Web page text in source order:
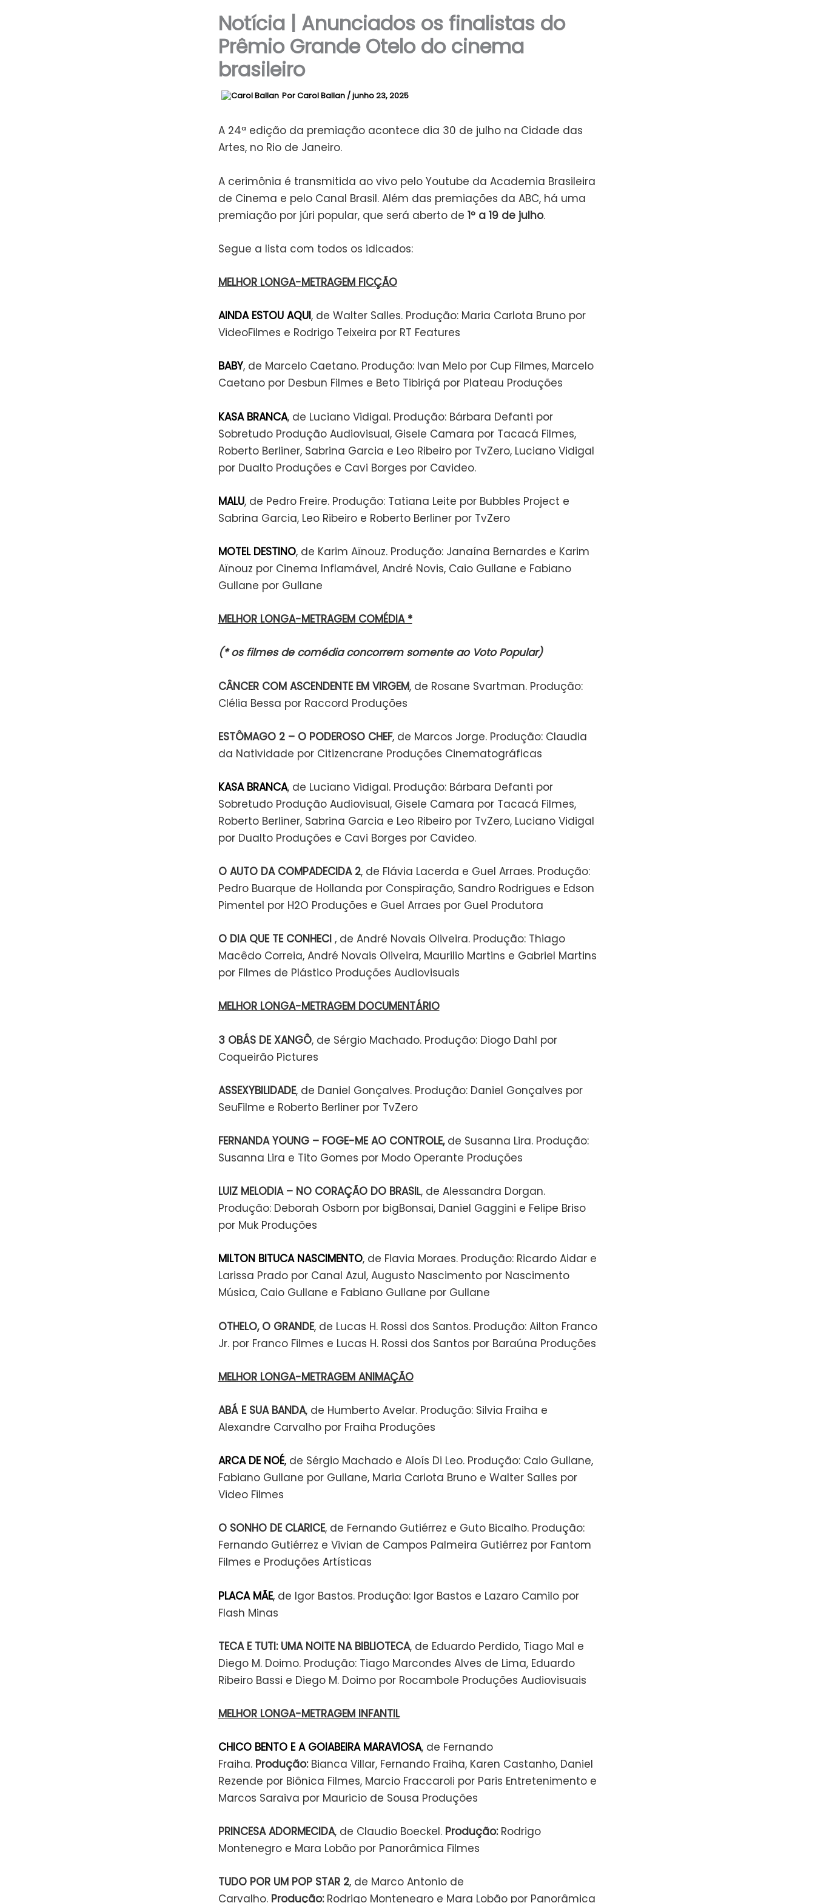
Notícia | Anunciados os finalistas do
Prêmio Grande Otelo do cinema
brasileiro
PorCarol Ballan /junho 23, 2025
A 24ª edição da premiação acontece dia 30 de julho na Cidade das
Artes, no Rio de Janeiro.
A cerimônia é transmitida ao vivo pelo Youtube da Academia Brasileira
de Cinema e pelo Canal Brasil. Além das premiações da ABC, há uma
premiação por júri popular, que será aberto de 1º a 19 de julho.
Segue a lista com todos os idicados:
MELHOR LONGA-METRAGEM FICÇÃO
AINDA ESTOU AQUI, de Walter Salles. Produção: Maria Carlota Bruno por
VideoFilmes e Rodrigo Teixeira por RT Features
BABY, de Marcelo Caetano. Produção: Ivan Melo por Cup Filmes, Marcelo
Caetano por Desbun Filmes e Beto Tibiriçá por Plateau Produções
KASA BRANCA, de Luciano Vidigal. Produção: Bárbara Defanti por
Sobretudo Produção Audiovisual, Gisele Camara por Tacacá Filmes,
Roberto Berliner, Sabrina Garcia e Leo Ribeiro por TvZero, Luciano Vidigal
por Dualto Produções e Cavi Borges por Cavideo.
MALU, de Pedro Freire. Produção: Tatiana Leite por Bubbles Project e
Sabrina Garcia, Leo Ribeiro e Roberto Berliner por TvZero
MOTEL DESTINO, de Karim Aïnouz. Produção: Janaína Bernardes e Karim
Aïnouz por Cinema Inflamável, André Novis, Caio Gullane e Fabiano
Gullane por Gullane
MELHOR LONGA-METRAGEM COMÉDIA *
(* os filmes de comédia concorrem somente ao Voto Popular)
CÂNCER COM ASCENDENTE EM VIRGEM, de Rosane Svartman. Produção:
Clélia Bessa por Raccord Produções
ESTÔMAGO 2 – O PODEROSO CHEF, de Marcos Jorge. Produção: Claudia
da Natividade por Citizencrane Produções Cinematográficas
KASA BRANCA, de Luciano Vidigal. Produção: Bárbara Defanti por
Sobretudo Produção Audiovisual, Gisele Camara por Tacacá Filmes,
Roberto Berliner, Sabrina Garcia e Leo Ribeiro por TvZero, Luciano Vidigal
por Dualto Produções e Cavi Borges por Cavideo.
O AUTO DA COMPADECIDA 2, de Flávia Lacerda e Guel Arraes. Produção:
Pedro Buarque de Hollanda por Conspiração, Sandro Rodrigues e Edson
Pimentel por H2O Produções e Guel Arraes por Guel Produtora
O DIA QUE TE CONHECI , de André Novais Oliveira. Produção: Thiago
Macêdo Correia, André Novais Oliveira, Maurilio Martins e Gabriel Martins
por Filmes de Plástico Produções Audiovisuais
MELHOR LONGA-METRAGEM DOCUMENTÁRIO
3 OBÁS DE XANGÔ, de Sérgio Machado. Produção: Diogo Dahl por
Coqueirão Pictures
ASSEXYBILIDADE, de Daniel Gonçalves. Produção: Daniel Gonçalves por
SeuFilme e Roberto Berliner por TvZero
FERNANDA YOUNG – FOGE-ME AO CONTROLE,de Susanna Lira. Produção:
Susanna Lira e Tito Gomes por Modo Operante Produções
LUIZ MELODIA – NO CORAÇÃO DO BRASIL, de Alessandra Dorgan.
Produção: Deborah Osborn por bigBonsai, Daniel Gaggini e Felipe Briso
por Muk Produções
MILTON BITUCA NASCIMENTO, de Flavia Moraes. Produção: Ricardo Aidar e
Larissa Prado por Canal Azul, Augusto Nascimento por Nascimento
Música, Caio Gullane e Fabiano Gullane por Gullane
OTHELO, O GRANDE, de Lucas H. Rossi dos Santos. Produção: Ailton Franco
Jr. por Franco Filmes e Lucas H. Rossi dos Santos por Baraúna Produções
MELHOR LONGA-METRAGEM ANIMAÇÃO
ABÁ E SUA BANDA, de Humberto Avelar. Produção: Silvia Fraiha e
Alexandre Carvalho por Fraiha Produções
ARCA DE NOÉ,de Sérgio Machado e Aloís Di Leo. Produção: Caio Gullane,
Fabiano Gullane por Gullane, Maria Carlota Bruno e Walter Salles por
Video Filmes
O SONHO DE CLARICE, de Fernando Gutiérrez e Guto Bicalho. Produção:
Fernando Gutiérrez e Vivian de Campos Palmeira Gutiérrez por Fantom
Filmes e Produções Artísticas
PLACA MÃE,de Igor Bastos. Produção: Igor Bastos e Lazaro Camilo por
Flash Minas
TECA E TUTI: UMA NOITE NA BIBLIOTECA, de Eduardo Perdido, Tiago Mal e
Diego M. Doimo. Produção: Tiago Marcondes Alves de Lima, Eduardo
Ribeiro Bassi e Diego M. Doimo por Rocambole Produções Audiovisuais
MELHOR LONGA-METRAGEM INFANTIL
CHICO BENTO E A GOIABEIRA MARAVIOSA, de Fernando
Fraiha. Produção: Bianca Villar, Fernando Fraiha, Karen Castanho, Daniel
Rezende por Biônica Filmes, Marcio Fraccaroli por Paris Entretenimento e
Marcos Saraiva por Mauricio de Sousa Produções
PRINCESA ADORMECIDA, de Claudio Boeckel. Produção: Rodrigo
Montenegro e Mara Lobão por Panorâmica Filmes
TUDO POR UM POP STAR 2, de Marco Antonio de
Carvalho. Produção: Rodrigo Montenegro e Mara Lobão por Panorâmica